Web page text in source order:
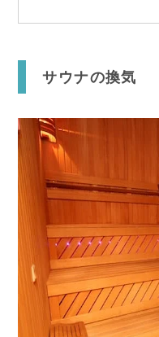
サウナの換気